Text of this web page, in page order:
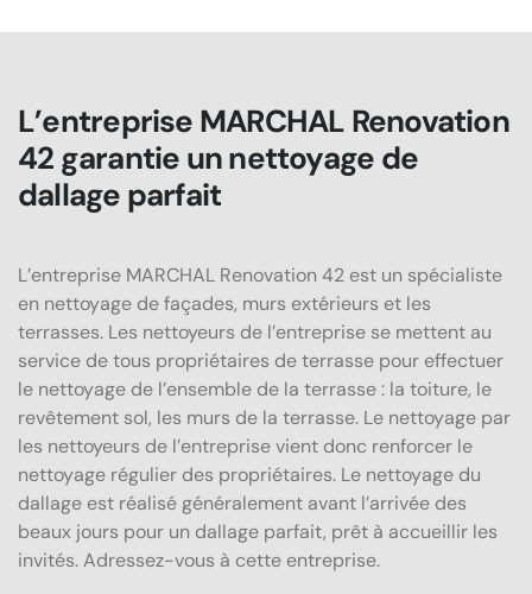
L’entreprise MARCHAL Renovation
42 garantie un nettoyage de
dallage parfait
L’entreprise MARCHAL Renovation 42 est un spécialiste
en nettoyage de façades, murs extérieurs et les
terrasses. Les nettoyeurs de l’entreprise se mettent au
service de tous propriétaires de terrasse pour effectuer
le nettoyage de l’ensemble de la terrasse : la toiture, le
revêtement sol, les murs de la terrasse. Le nettoyage par
les nettoyeurs de l’entreprise vient donc renforcer le
nettoyage régulier des propriétaires. Le nettoyage du
dallage est réalisé généralement avant l’arrivée des
beaux jours pour un dallage parfait, prêt à accueillir les
invités. Adressez-vous à cette entreprise.